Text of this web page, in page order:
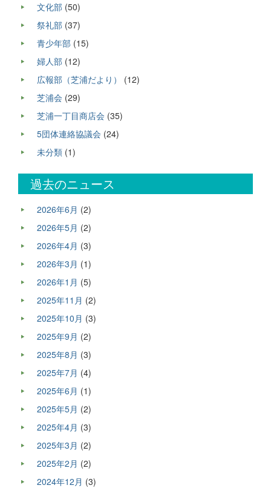
文化部 (50)
祭礼部 (37)
青少年部 (15)
婦人部 (12)
広報部（芝浦だより）
(12)
芝浦会 (29)
芝浦一丁目商店会 (35)
5団体連絡協議会 (24)
未分類 (1)
過去のニュース
2026年6月 (2)
2026年5月 (2)
2026年4月 (3)
2026年3月 (1)
2026年1月 (5)
2025年11月 (2)
2025年10月 (3)
2025年9月 (2)
2025年8月 (3)
2025年7月 (4)
2025年6月 (1)
2025年5月 (2)
2025年4月 (3)
2025年3月 (2)
2025年2月 (2)
2024年12月 (3)